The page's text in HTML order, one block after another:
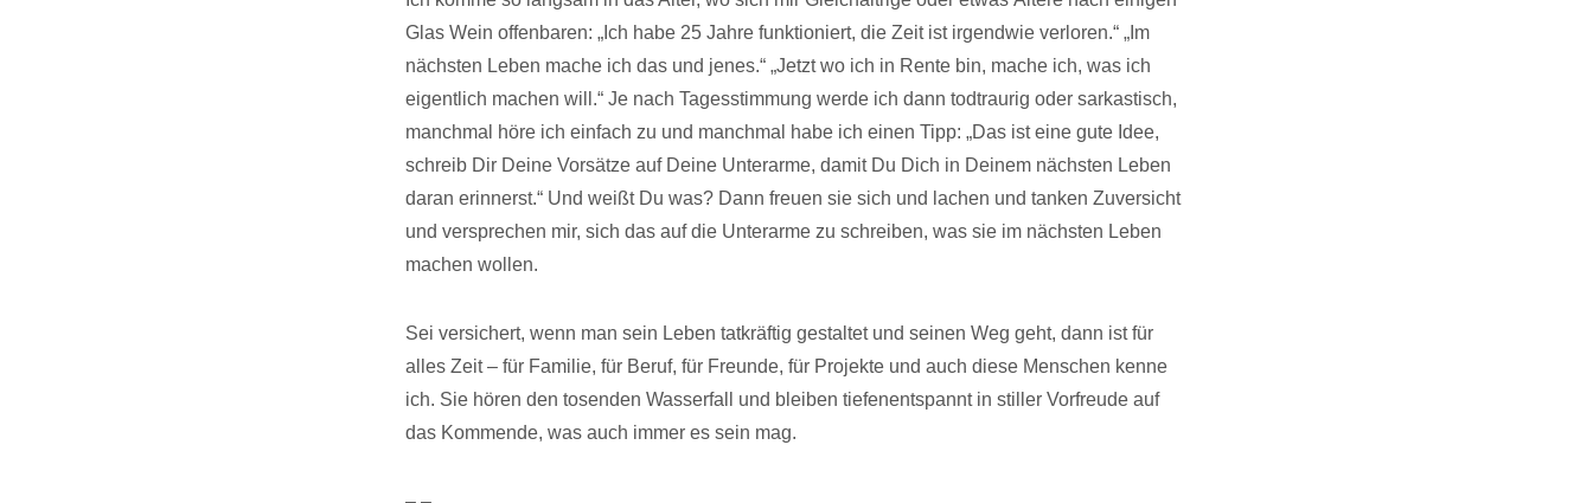
Glas Wein offenbaren: „Ich habe 25 Jahre funktioniert, die Zeit ist irgendwie verloren.“ „Im
nächsten Leben mache ich das und jenes.“ „Jetzt wo ich in Rente bin, mache ich, was ich
eigentlich machen will.“ Je nach Tagesstimmung werde ich dann todtraurig oder sarkastisch,
manchmal höre ich einfach zu und manchmal habe ich einen Tipp: „Das ist eine gute Idee,
schreib Dir Deine Vorsätze auf Deine Unterarme, damit Du Dich in Deinem nächsten Leben
daran erinnerst.“ Und weißt Du was? Dann freuen sie sich und lachen und tanken Zuversicht
und versprechen mir, sich das auf die Unterarme zu schreiben, was sie im nächsten Leben
machen wollen.
Sei versichert, wenn man sein Leben tatkräftig gestaltet und seinen Weg geht, dann ist für
alles Zeit – für Familie, für Beruf, für Freunde, für Projekte und auch diese Menschen kenne
ich. Sie hören den tosenden Wasserfall und bleiben tiefenentspannt in stiller Vorfreude auf
das Kommende, was auch immer es sein mag.